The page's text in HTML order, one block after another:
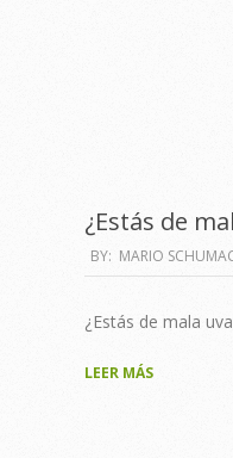
¿Estás de
2014-
07-
05
BY: MARIO
¿Estás de mala
LEER MÁS